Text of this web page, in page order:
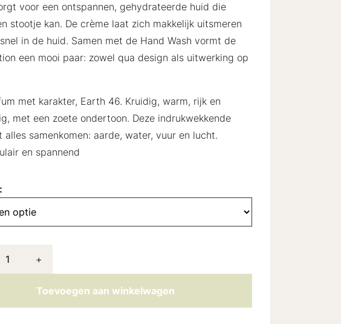
voor een ontspannen, gehydrateerde huid die
stootje kan. De crème laat zich makkelijk uitsmeren
in de huid. Samen met de Hand Wash vormt de
een mooi paar: zowel qua design als uitwerking op
met karakter, Earth 46. Kruidig, warm, rijk en
met een zoete ondertoon. Deze indrukwekkende
alles samenkomen: aarde, water, vuur en lucht.
en spannend
+
Toevoegen aan winkelwagen